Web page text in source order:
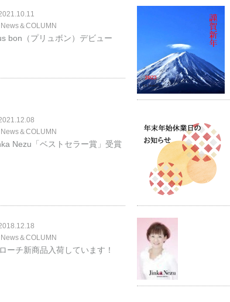
＆COLUMN
bon（プリュボン）デビュー
＆COLUMN
Nezu「ベストセラー賞」受賞
＆COLUMN
ーチ新商品入荷しています！